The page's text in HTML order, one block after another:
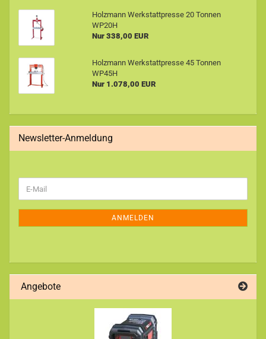
Holzmann Werkstattpresse 20 Tonnen
WP20H
Nur 338,00 EUR
Holzmann Werkstattpresse 45 Tonnen
WP45H
Nur 1.078,00 EUR
Newsletter-Anmeldung
ZUR
E-
Mail
ANMELDEN
Angebote